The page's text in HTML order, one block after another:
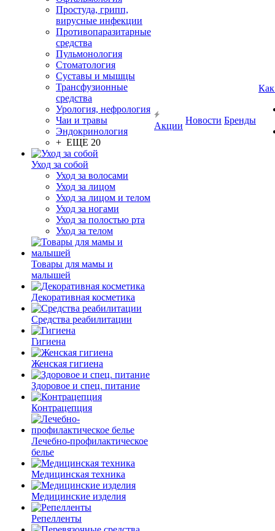
Простуда, грипп,
вирусные инфекции
Противопаразитарные
средства
Пульмонология
Стоматология
Суставы и мышцы
Трансфузионные
средства
Урология, нефрология
Чаи и травы
Эндокринология
+ ЕЩЕ 20
Уход за собой
Уход за волосами
Уход за лицом
Уход за лицом и телом
Уход за ногами
Уход за полостью рта
Уход за телом
Товары для мамы и
малышей
Декоративная косметика
Средства реабилитации
Гигиена
Женская гигиена
Здоровое и спец. питание
Контрацепция
Лечебно-профилактическое
белье
Медицинская техника
Медицинские изделия
Репелленты
Акции
Новости Бренды